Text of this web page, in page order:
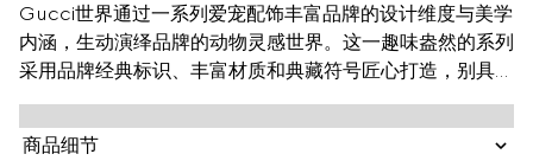
Gucci世界通过一系列爱宠配饰丰富品牌的设计维度与美学
内涵，生动演绎品牌的动物灵感世界。这一趣味盎然的系列
采用品牌经典标识、丰富材质和典藏符号匠心打造，别具一
格的缩小设计呈现隽永的品牌魅力。品牌织带焕新呈现为红
绿宠物用拴绳设计。
商品细节